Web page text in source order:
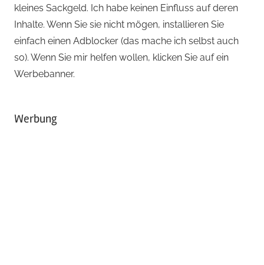
kleines Sackgeld. Ich habe keinen Einfluss auf deren
Inhalte. Wenn Sie sie nicht mögen, installieren Sie
einfach einen Adblocker (das mache ich selbst auch
so). Wenn Sie mir helfen wollen, klicken Sie auf ein
Werbebanner.
Werbung